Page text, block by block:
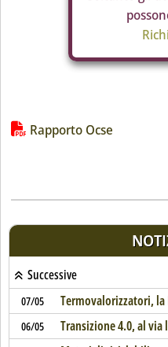
Lista allegati PDF
Rapporto Ocse
Successive
07/05 Termovalorizzatori, la
06/05 Transizione 4.0, al via